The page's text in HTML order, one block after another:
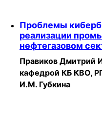
Проблемы
реализации
нефтегазовом
Правиков Дмитрий
кафедрой КБ КВО,
И.М. Губкина